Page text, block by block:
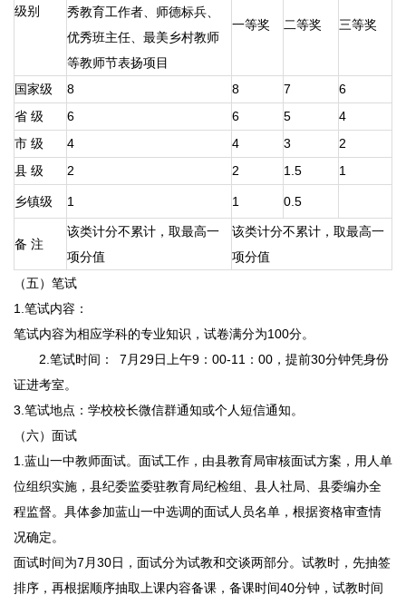
级别
秀教育工作者、师德标兵、
优秀班主任、最美乡村教师
等教师节表扬项目
一等奖 二等奖 三等奖
国家级 8 8 7
6
省 级
6 6 5
4
市 级
4 4 3
2
县 级
2 2 1.5 1
乡镇级 1 1 0.5
备 注
该类计分不累计，取最高一
项分值
该类计分不累计，取最高一
项分值
（五）笔试
1.笔试内容：
笔试内容为相应学科的专业知识，试卷满分为100分。
2.笔试时间： 7月29日上午9：00-11：00，提前30分钟凭身份
证进考室。
3.笔试地点：学校校长微信群通知或个人短信通知。
（六）面试
1.蓝山一中教师面试。面试工作，由县教育局审核面试方案，用人单
位组织实施，县纪委监委驻教育局纪检组、县人社局、县委编办全
程监督。具体参加蓝山一中选调的面试人员名单，根据资格审查情
况确定。
面试时间为7月30日，面试分为试教和交谈两部分。试教时，先抽签
排序，再根据顺序抽取上课内容备课，备课时间40分钟，试教时间